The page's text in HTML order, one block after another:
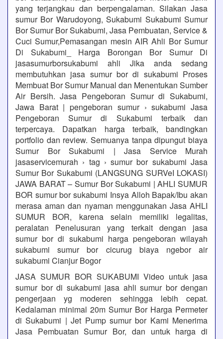
yang terjangkau dan berpengalaman. Silakan Jasa
sumur Bor Warudoyong, Sukabumi Sukabumi Sumur
Bor Sumur Bor Sukabumi, Jasa Pembuatan, Service &
Cuci Sumur,Pemasangan mesin AIR Ahli Bor Sumur
Di Sukabumi_ Harga Borongan Bor Sumur Di
jasasumurborsukabumi ahli Jika anda sedang
membutuhkan jasa sumur bor di sukabumi Proses
Membuat Bor Sumur Manual dan Menentukan Sumber
Air Bersih. Jasa Pengeboran Sumur di Sukabumi,
Jawa Barat | pengeboran sumur › sukabumi Jasa
Pengeboran Sumur di Sukabumi terbaik dan
terpercaya. Dapatkan harga terbaik, bandingkan
portfolio dan review. Semuanya tanpa dipungut biaya
Sumur Bor Sukabumi | Jasa Service Murah
jasaservicemurah › tag › sumur bor sukabumi Jasa
Sumur Bor Sukabumi (LANGSUNG SURVeI LOKASI)
JAWA BARAT – Sumur Bor Sukabumi | AHLI SUMUR
BOR sumur bor sukabumi Insya Alloh Bapak/Ibu akan
merasa aman dan nyaman menggunakan Jasa AHLI
SUMUR BOR, karena selain memiliki legalitas,
peralatan Penelusuran yang terkait dengan jasa
sumur bor di sukabumi harga pengeboran wilayah
sukabumi sumur bor cicurug biaya ngebor air
sukabumi Cianjur Bogor
JASA SUMUR BOR SUKABUMI Video untuk jasa
sumur bor di sukabumi jasa ahli sumur bor dengan
pengerjaan yg moderen sehingga lebih cepat.
Kedalaman minimal 20m Sumur Bor Harga Permeter
di Sukabumi | Jet Pump sumur bor Kami Menerima
Jasa Pembuatan Sumur Bor, dan untuk harga di